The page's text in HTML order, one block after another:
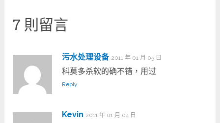
7 則留言
污水处理设备 2011 年 01 月 05 日
科莫多杀软的确不错，用过
Reply
Kevin 2011 年 01 月 04 日